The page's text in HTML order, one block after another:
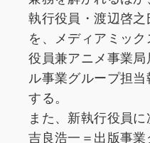
執行役員・渡辺啓
を、メディアミッ
役員兼アニメ事業
ル事業グループ担
する。
また、新執行役員に
吉良浩⼀＝出版事